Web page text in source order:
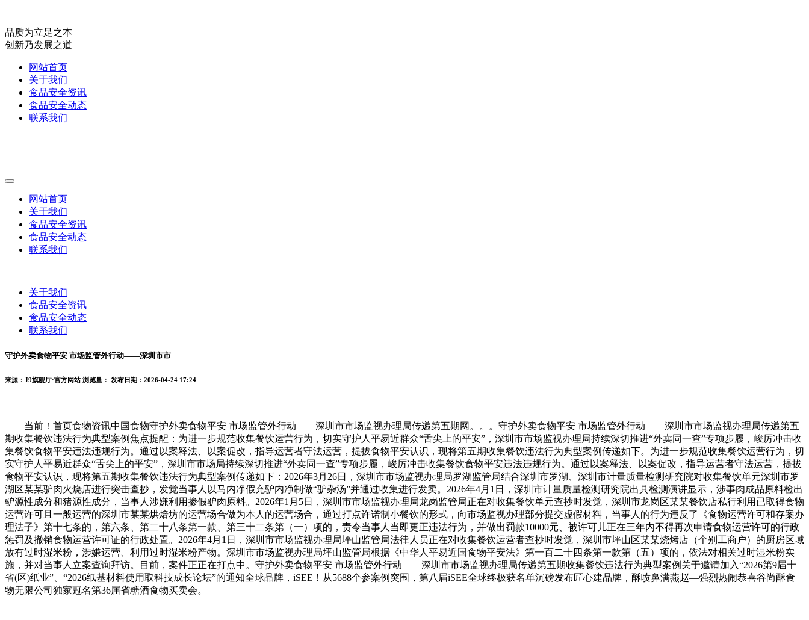
品质为立足之本
创新乃发展之道
网站首页
关于我们
食品安全资讯
食品安全动态
联系我们
网站首页
关于我们
食品安全资讯
食品安全动态
联系我们
关于我们
食品安全资讯
食品安全动态
联系我们
守护外卖食物平安 市场监管外行动——深圳市市
来源：J9旗舰厅·官方网站 浏览量： 发布日期：2026-04-24 17:24
当前！首页食物资讯中国食物守护外卖食物平安 市场监管外行动——深圳市市场监视办理局传递第五期网。。。守护外卖食物平安 市场监管外行动——深圳市市场监视办理局传递第五
期收集餐饮违法行为典型案例焦点提醒：为进一步规范收集餐饮运营行为，切实守护人平易近群众“舌尖上的平安”，深圳市市场监视办理局持续深切推进“外卖同一查”专项步履，峻厉冲击收
集餐饮食物平安违法违规行为。通过以案释法、以案促改，指导运营者守法运营，提拔食物平安认识，现将第五期收集餐饮违法行为典型案例传递如下。为进一步规范收集餐饮运营行为，切
实守护人平易近群众“舌尖上的平安”，深圳市市场局持续深切推进“外卖同一查”专项步履，峻厉冲击收集餐饮食物平安违法违规行为。通过以案释法、以案促改，指导运营者守法运营，提拔
食物平安认识，现将第五期收集餐饮违法行为典型案例传递如下：2026年3月26日，深圳市市场监视办理局罗湖监管局结合深圳市罗湖、深圳市计量质量检测研究院对收集餐饮单元深圳市罗
湖区某某驴肉火烧店进行突击查抄，发觉当事人以马内净假充驴内净制做“驴杂汤”并通过收集进行发卖。2026年4月1日，深圳市计量质量检测研究院出具检测演讲显示，涉事肉成品原料检出
驴源性成分和猪源性成分，当事人涉嫌利用掺假驴肉原料。2026年1月5日，深圳市市场监视办理局龙岗监管局正在对收集餐饮单元查抄时发觉，深圳市龙岗区某某餐饮店私行利用已取得食物
运营许可且一般运营的深圳市某某烘焙坊的运营场合做为本人的运营场合，通过打点许诺制小餐饮的形式，向市场监视办理部分提交虚假材料，当事人的行为违反了《食物运营许可和存案办
理法子》第十七条的，第六条、第二十八条第一款、第三十二条第（一）项的，责令当事人当即更正违法行为，并做出罚款10000元、被许可儿正在三年内不得再次申请食物运营许可的行政
惩罚及撤销食物运营许可证的行政处置。2026年4月1日，深圳市市场监视办理局坪山监管局法律人员正在对收集餐饮运营者查抄时发觉，深圳市坪山区某某烧烤店（个别工商户）的厨房区域
放有过时湿米粉，涉嫌运营、利用过时湿米粉产物。深圳市市场监视办理局坪山监管局根据《中华人平易近国食物平安法》第一百二十四条第一款第（五）项的，依法对相关过时湿米粉实
施，并对当事人立案查询拜访。目前，案件正正在打点中。守护外卖食物平安 市场监管外行动——深圳市市场监视办理局传递第五期收集餐饮违法行为典型案例关于邀请加入“2026第9届十
省(区)纸业”、“2026纸基材料使用取科技成长论坛”的通知全球品牌，iSEE！从5688个参案例突围，第八届iSEE全球终极获名单沉磅发布匠心建品牌，酥喷鼻满燕赵—强烈热闹恭喜谷尚酥食
物无限公司独家冠名第36届省糖酒食物买卖会。